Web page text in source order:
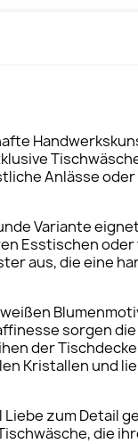
Anlässe
Variante
Esstischen
aus, die eine
sorgen
der
Kristallen und
zum Detail
die